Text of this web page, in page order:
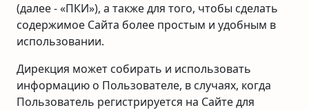
(далее - «ПКИ»), а также для того, чтобы сделать
содержимое Сайта более простым и удобным в
использовании.
Дирекция может собирать и использовать
информацию о Пользователе, в случаях, когда
Пользователь регистрируется на Сайте для